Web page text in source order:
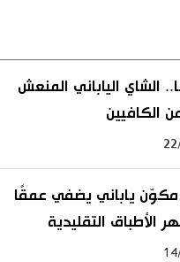
الشاي الياباني المنعش
الكافيين
مكوّن ياباني يضفي عمقًا
الأطباق التقليدية